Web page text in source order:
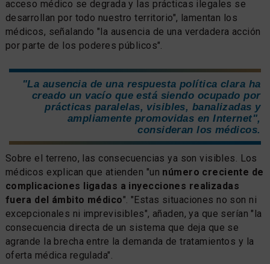
acceso médico se degrada y las prácticas ilegales se
desarrollan por todo nuestro territorio", lamentan los
médicos, señalando "la ausencia de una verdadera acción
por parte de los poderes públicos".
"La ausencia de una respuesta política clara ha
creado un vacío que está siendo ocupado por
prácticas paralelas, visibles, banalizadas y
ampliamente promovidas en Internet",
consideran los médicos.
Sobre el terreno, las consecuencias ya son visibles. Los
médicos explican que atienden "un número creciente de
complicaciones ligadas a inyecciones realizadas
fuera del ámbito médico". "Estas situaciones no son ni
excepcionales ni imprevisibles", añaden, ya que serían "la
consecuencia directa de un sistema que deja que se
agrande la brecha entre la demanda de tratamientos y la
oferta médica regulada".